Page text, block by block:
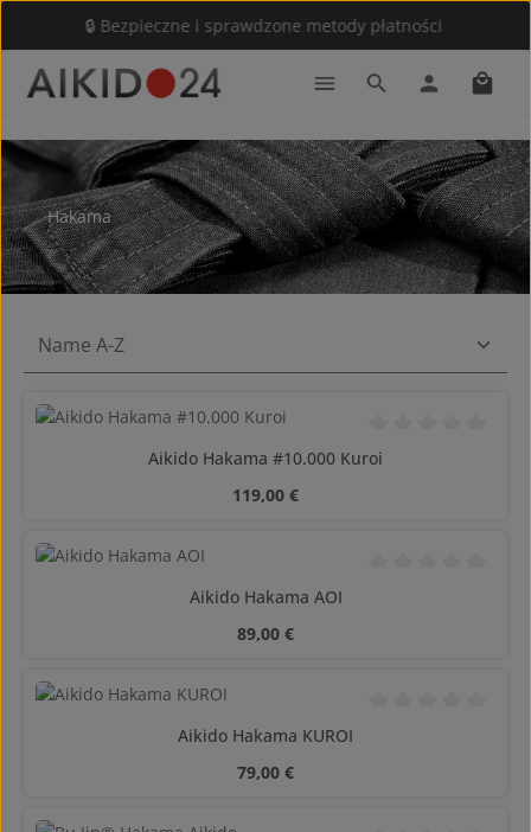
Przejdź do głównej zawartości
🔒 Bezpieczne i sprawdzone metody płatności
Hakama
Średnia ocena 0 z 5
Aikido Hakama #10.000 Kuroi
Cena regularna:
119,00 €
Aikido Hakama AOI
Cena regularna:
89,00 €
Aikido Hakama KUROI
Cena regularna:
79,00 €